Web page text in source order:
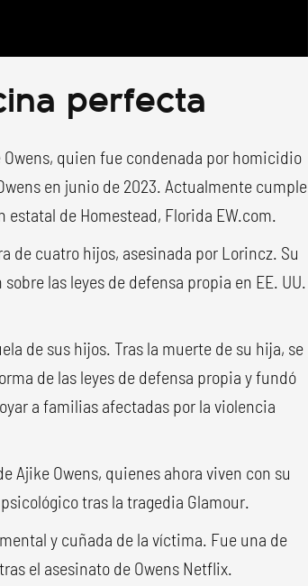
perfecta
Owens, quien fue condenada por homicidio
en junio de 2023. Actualmente cumple
de Homestead, Florida EW.com.
de cuatro hijos, asesinada por Lorincz. Su
las leyes de defensa propia en EE. UU.
de sus hijos. Tras la muerte de su hija, se
de las leyes de defensa propia y fundó
a familias afectadas por la violencia
Ajike Owens, quienes ahora viven con su
tras la tragedia Glamour.
y cuñada de la víctima. Fue una de
el asesinato de Owens Netflix.